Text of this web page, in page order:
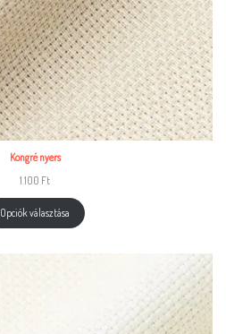
Kongré nyers
1.100 Ft
Opciók választása